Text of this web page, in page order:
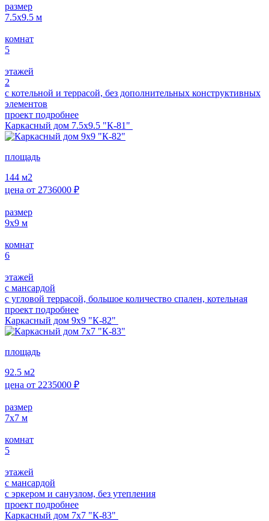
размер
7.5х9.5 м
комнат
5
этажей
2
с котельной и террасой, без дополнительных конструктивных
элементов
проект подробнее
Каркасный дом 7.5х9.5 "К-81"
площадь
144 м2
цена от 2736000 ₽
размер
9х9 м
комнат
6
этажей
с мансардой
с угловой террасой, большое количество спален, котельная
проект подробнее
Каркасный дом 9х9 "К-82"
площадь
92.5 м2
цена от 2235000 ₽
размер
7х7 м
комнат
5
этажей
с мансардой
с эркером и санузлом, без утепления
проект подробнее
Каркасный дом 7х7 "К-83"